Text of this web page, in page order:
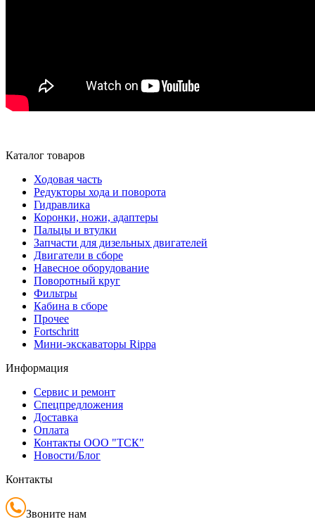
Каталог товаров
Ходовая часть
Редукторы хода и поворота
Гидравлика
Коронки, ножи, адаптеры
Пальцы и втулки
Запчасти для дизельных двигателей
Двигатели в сборе
Навесное оборудование
Поворотный круг
Фильтры
Кабина в сборе
Прочее
Fortschritt
Мини-экскаваторы Rippa
Информация
Сервис и ремонт
Спецпредложения
Доставка
Оплата
Контакты ООО "ТСК"
Новости/Блог
Контакты
Звоните нам